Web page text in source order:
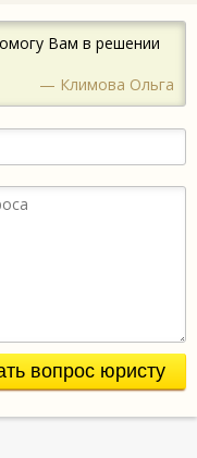
Вам в решении
— Климова Ольга
вопрос юристу